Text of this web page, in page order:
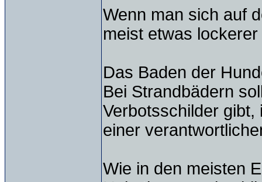
Wenn man sich auf
meist etwas
Das Baden der
Bei Strandbädern
Verbotsschilder
einer
Wie in den meisten